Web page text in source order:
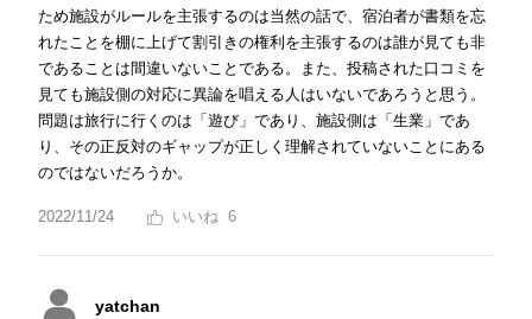
ため施設がルールを主張するのは当然の話で、宿泊者が書類を忘
れたことを棚に上げて割引きの権利を主張するのは誰が見ても非
であることは間違いないことである。また、投稿された口コミを
見ても施設側の対応に異論を唱える人はいないであろうと思う。
問題は旅行に行くのは「遊び」であり、施設側は「生業」であ
り、その正反対のギャップが正しく理解されていないことにある
のではないだろうか。
2022/11/24 6
yatchan